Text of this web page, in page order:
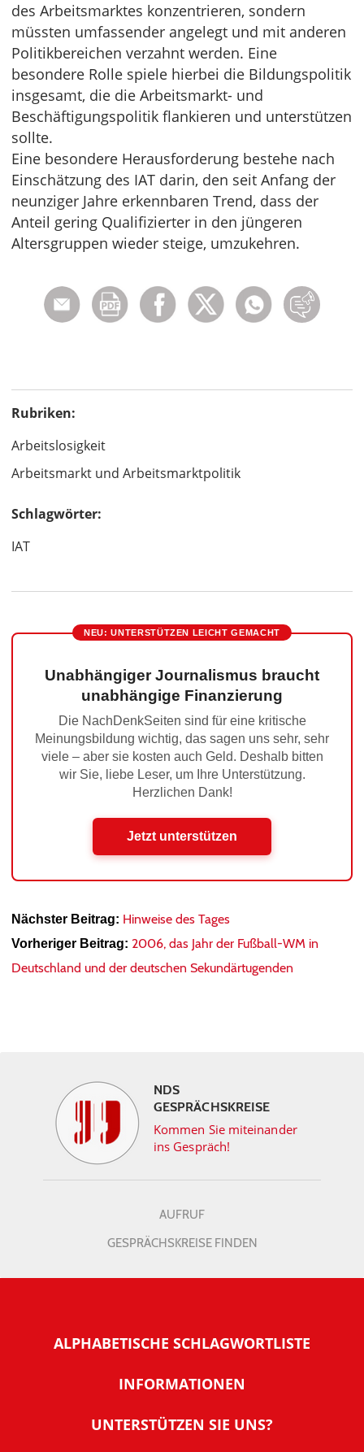
des Arbeitsmarktes konzentrieren, sondern
müssten umfassender angelegt und mit anderen
Politikbereichen verzahnt werden. Eine
besondere Rolle spiele hierbei die Bildungspolitik
insgesamt, die die Arbeitsmarkt- und
Beschäftigungspolitik flankieren und unterstützen
sollte.
Eine besondere Herausforderung bestehe nach
Einschätzung des IAT darin, den seit Anfang der
neunziger Jahre erkennbaren Trend, dass der
Anteil gering Qualifizierter in den jüngeren
Altersgruppen wieder steige, umzukehren.
Rubriken:
Arbeitslosigkeit
Arbeitsmarkt und Arbeitsmarktpolitik
Schlagwörter:
IAT
NEU: UNTERSTÜTZEN LEICHT GEMACHT
Unabhängiger Journalismus braucht
unabhängige Finanzierung
Die NachDenkSeiten sind für eine kritische
Meinungsbildung wichtig, das sagen uns sehr, sehr
viele – aber sie kosten auch Geld. Deshalb bitten
wir Sie, liebe Leser, um Ihre Unterstützung.
Herzlichen Dank!
Jetzt unterstützen
Nächster Beitrag: Hinweise des Tages
Vorheriger Beitrag: 2006, das Jahr der Fußball-WM in
Deutschland und der deutschen Sekundärtugenden
NDS
GESPRÄCHSKREISE
Kommen Sie miteinander
ins Gespräch!
AUFRUF
GESPRÄCHSKREISE FINDEN
ALPHABETISCHE SCHLAGWORTLISTE
INFORMATIONEN
Warum NachDenkSeiten
UNTERSTÜTZEN SIE UNS?